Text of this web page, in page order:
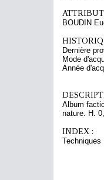
BOUDIN
Dernière
Mode
Année
Album
nature. H.
INDEX :
Techniques